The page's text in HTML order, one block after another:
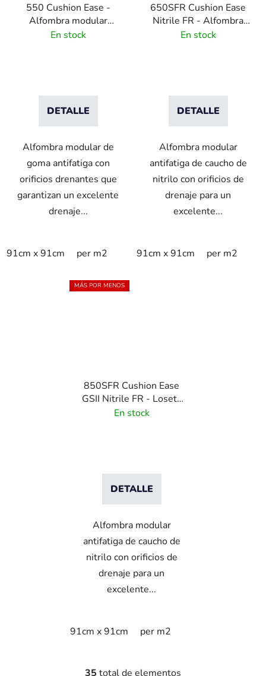
550 Cushion Ease -
Alfombra modular
antifatiga con sistema
En stock
DETALLE
Alfombra modular de
goma antifatiga con
orificios drenantes que
garantizan un excelente
drenaje...
91cm x 91cm per m2
650SFR Cushion Ease
Nitrile FR - Alfombra
modular de nitrilo
En stock
DETALLE
Alfombra modular
antifatiga de caucho de
nitrilo con orificios de
drenaje para un
excelente...
91cm x 91cm per m2
MÁS POR MENOS
850SFR Cushion Ease
GSII Nitrile FR - Loseta
antifatiga de nitrilo -
En stock
DETALLE
Alfombra modular
antifatiga de caucho de
nitrilo con orificios de
drenaje para un
excelente...
91cm x 91cm per m2
35 total de elementos